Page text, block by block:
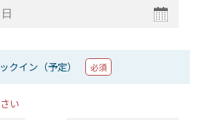
クイン（予定） 必須
い